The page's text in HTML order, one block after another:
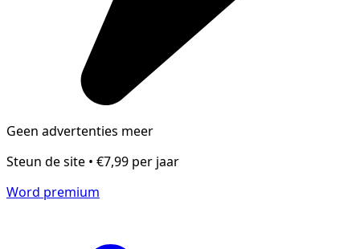
Geen advertenties meer
Steun de site • €7,99 per jaar
Word premium